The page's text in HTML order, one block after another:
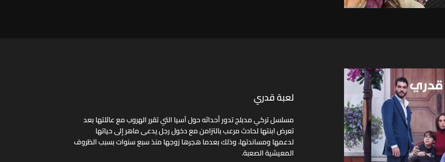
لعبة قدري
مسلسل تركي مدبلج تدور أحداثه حول آسيا التي تقرر الهروب مع عائلتها بعد
تعرض ابنتها لحادث مرعب بالتزامن مع دخول رجل يدعى ماهر إلى حياتها
لدعمها ومساندتها، وذلك بعدما هجرها زوجها منذ سبع سنوات بسبب الظروف
المعيشية الصعبة.